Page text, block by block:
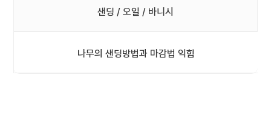
샌딩 / 오일 / 바니시
나무의 샌딩방법과 마감법 익힘